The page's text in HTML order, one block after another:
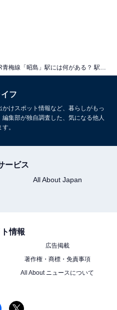
アクセスできるので買い物に便利
るモールになっています。
フ
けスポット情報など、暮らしがもっ
集部が独自調査した、気になる他人
。
ービス
All About Japan
情報
広告掲載
著作権・商標・免責事項
All About ニュースについて